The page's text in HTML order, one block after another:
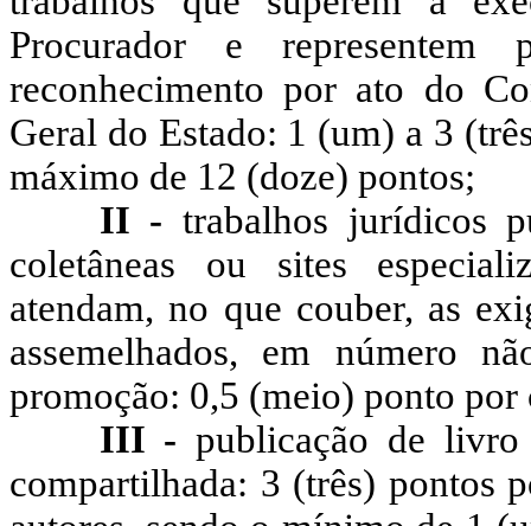
Procurador e representem
reconhecimento por ato do
Geral do Estado: 1 (um) a 3
máximo de 12 (doze) pontos;
II - trabalhos jurídicos
coletâneas ou sites
atendam, no que couber, as
assemelhados, em número
promoção: 0,5 (meio) ponto por
III - publicação de
compartilhada: 3 (três) pontos